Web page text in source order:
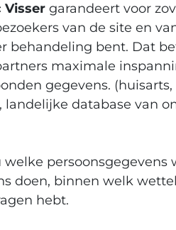
Visser garandeert voor
van de site en
behandeling bent. Dat
maximale
gegevens.
landelijke database van
welke
doen, binnen welk
hebt.